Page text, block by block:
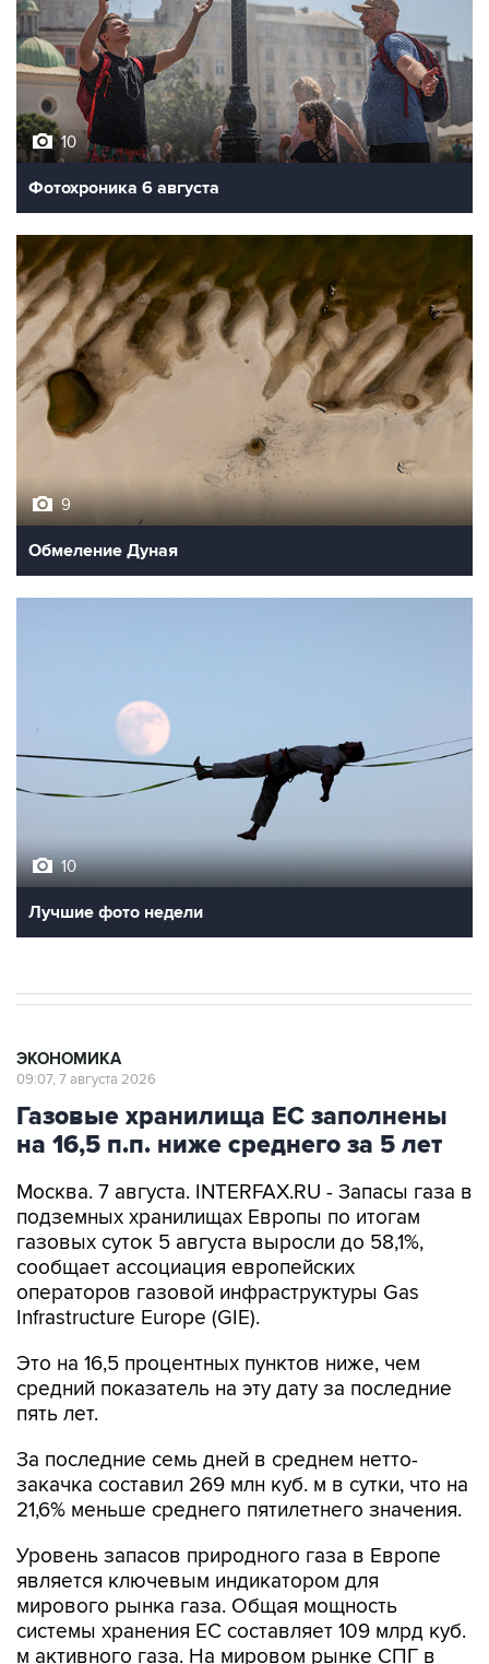
10
Фотохроника 6 августа
9
Обмеление Дуная
10
Лучшие фото недели
ЭКОНОМИКА
09:07, 7 августа 2026
Газовые хранилища ЕС заполнены
на 16,5 п.п. ниже среднего за 5 лет
Москва. 7 августа. INTERFAX.RU - Запасы газа в
подземных хранилищах Европы по итогам
газовых суток 5 августа выросли до 58,1%,
сообщает ассоциация европейских
операторов газовой инфраструктуры Gas
Infrastructure Europe (GIE).
Это на 16,5 процентных пунктов ниже, чем
средний показатель на эту дату за последние
пять лет.
За последние семь дней в среднем нетто-
закачка составил 269 млн куб. м в сутки, что на
21,6% меньше среднего пятилетнего значения.
Уровень запасов природного газа в Европе
является ключевым индикатором для
мирового рынка газа. Общая мощность
системы хранения ЕС составляет 109 млрд куб.
м активного газа. На мировом рынке СПГ в